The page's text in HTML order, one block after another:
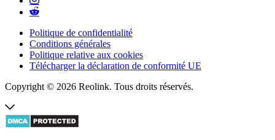
Politique de confidentialité
Conditions générales
Politique relative aux cookies
Télécharger la déclaration de conformité UE
Copyright © 2026 Reolink. Tous droits réservés.